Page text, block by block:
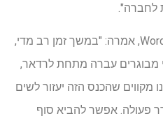
לחברה".
ג'סיקה בונדי, מייסדת Words Matter, אמרה: "במשך זמן רב מדי,
מבוגרים עברה מתחת לרדאר,
מקווים שהכנס הזה יעזור לשים
פעולה. אפשר להביא סוף